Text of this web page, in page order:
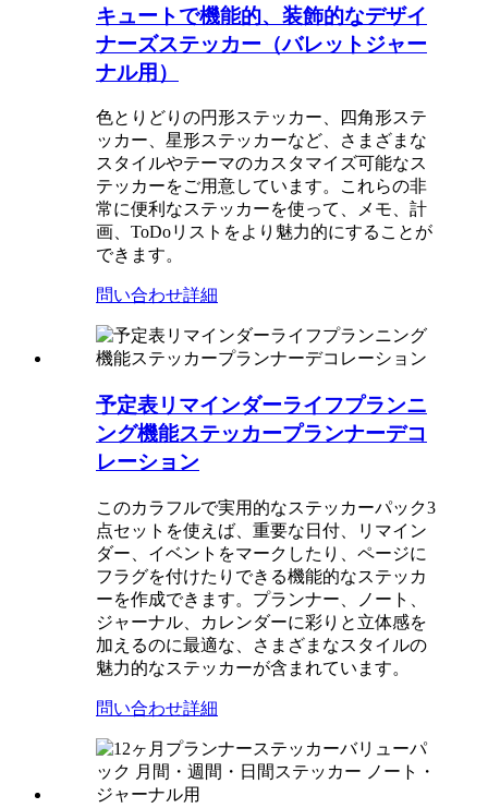
キュートで機能的、装飾的なデザイ
ナーズステッカー（バレットジャー
ナル用）
色とりどりの円形ステッカー、四角形ステ
ッカー、星形ステッカーなど、さまざまな
スタイルやテーマのカスタマイズ可能なス
テッカーをご用意しています。これらの非
常に便利なステッカーを使って、メモ、計
画、ToDoリストをより魅力的にすることが
できます。
問い合わせ詳細
予定表リマインダーライフプランニ
ング機能ステッカープランナーデコ
レーション
このカラフルで実用的なステッカーパック3
点セットを使えば、重要な日付、リマイン
ダー、イベントをマークしたり、ページに
フラグを付けたりできる機能的なステッカ
ーを作成できます。プランナー、ノート、
ジャーナル、カレンダーに彩りと立体感を
加えるのに最適な、さまざまなスタイルの
魅力的なステッカーが含まれています。
問い合わせ詳細